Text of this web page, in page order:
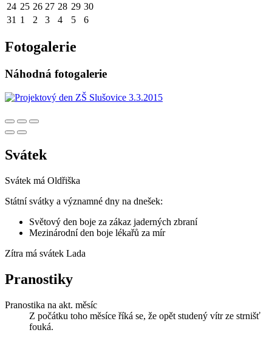
24 25 26 27 28 29 30
31 1 2 3 4 5 6
Fotogalerie
Náhodná fotogalerie
Svátek
Svátek má Oldřiška
Státní svátky a významné dny na dnešek:
Světový den boje za zákaz jaderných zbraní
Mezinárodní den boje lékařů za mír
Zítra má svátek Lada
Pranostiky
Pranostika na akt. měsíc
Z počátku toho měsíce říká se, že opět studený vítr ze strnišť
fouká.